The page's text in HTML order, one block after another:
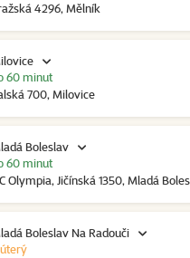
4296, Mělník
700, Milovice
60 minut
Boleslav
Olympia, Jičínská 1350, Mladá
60 minut
Boleslav Na Radouči